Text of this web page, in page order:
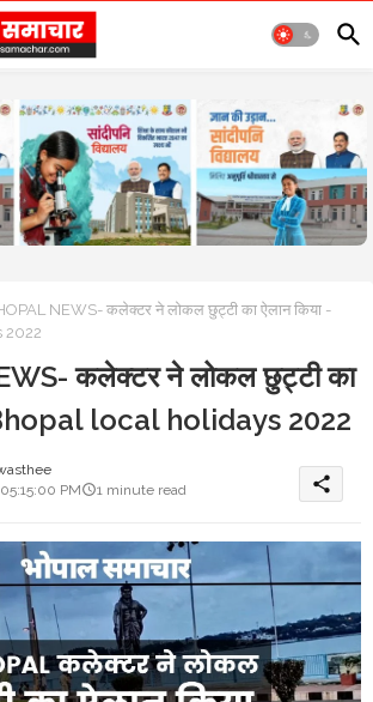
NEWS- कलेक्टर ने लोकल छुट्टी का ऐलान किया -
2022
कलेक्टर ने लोकल छुट्टी का
Bhopal local holidays 2022
PM
1 minute read share